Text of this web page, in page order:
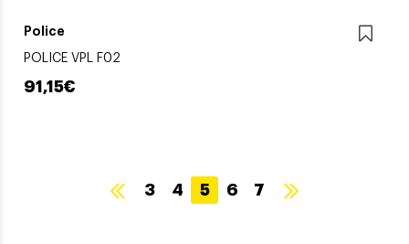
Police
POLICE VPL F02
91,15€
3 4 5 6 7